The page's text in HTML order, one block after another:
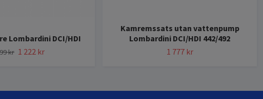
Lombardini DCI/HDI
kr 1 222 kr
Kamremssats utan vattenpump
Lombardini DCI/HDI 442/492
1 777 kr